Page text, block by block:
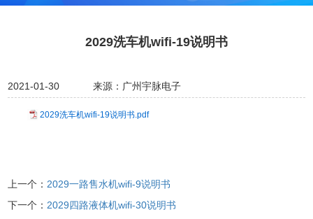
2029洗车机wifi-19说明书
2021-01-30 来源：广州宇脉电子
2029洗车机wifi-19说明书.pdf
上一个：2029一路售水机wifi-9说明书
下一个：2029四路液体机wifi-30说明书